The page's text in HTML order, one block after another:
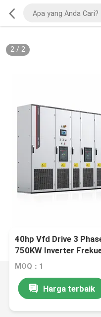
2/ 2
40hp Vfd Drive 3
750KW Inverter
MOQ：1
Harga terbaik